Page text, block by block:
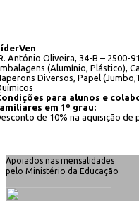
António Oliveira, 34-B – 2500-
(Alumínio, Plástico),
Diversos, Papel
para alunos e
em 1º grau:
de 10% na aquisição de
Apoiados nas mensalidades
pelo Ministério da Educação